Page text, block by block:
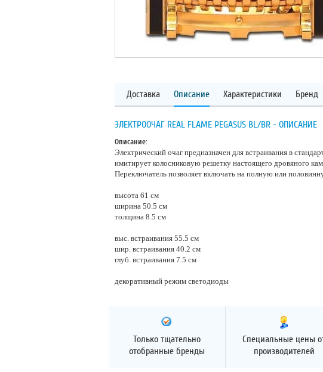
Доставка Описание Характеристики Бренд
ЭЛЕКТРООЧАГ REAL FLAME PEGASUS BL/BR - ОПИСАНИЕ
Описание:
Электрический очаг предназначен для встраивания в
имитирует колосниковую решетку настоящего дровяного
Переключатель позволяет включать на полную или
высота 61 см
ширина 50.5 см
толщина 8.5 см
выс. встраивания 55.5 см
шир. встраивания 40.2 см
глуб. встраивания 7.5 см
декоративный режим светодиоды
Только тщательно
отобранные бренды
Специальные цены
производителей